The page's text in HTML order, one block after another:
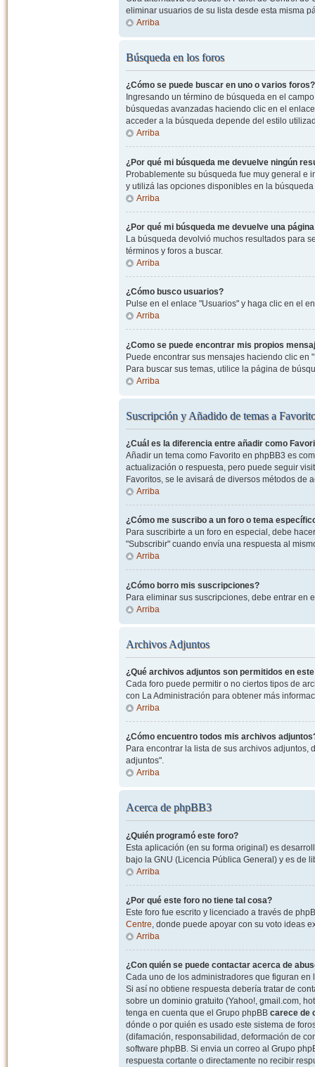
eliminar usuarios de su lista desde esta misma
Arriba
Búsqueda en los foros
¿Cómo se puede buscar en uno o varios foros?
Ingresando un término de búsqueda en el
búsquedas avanzadas haciendo clic en el
acceder a la búsqueda depende del estilo
Arriba
¿Por qué mi búsqueda me devuelve ningún
Probablemente su búsqueda fue muy general e
y utilizá las opciones disponibles en la
Arriba
¿Por qué mi búsqueda me devuelve una
La búsqueda devolvió muchos resultados para
términos y foros a buscar.
Arriba
¿Cómo busco usuarios?
Pulse en el enlace "Usuarios" y haga clic en el
Arriba
¿Como se puede encontrar mis propios
Puede encontrar sus mensajes haciendo clic en
Para buscar sus temas, utilice la página de
Arriba
Suscripción y Añadido de temas a
¿Cuál es la diferencia entre añadir como
Añadir un tema como Favorito en phpBB3 es
actualización o respuesta, pero puede seguir
Favoritos, se le avisará de diversos métodos de
Arriba
¿Cómo me suscribo a un foro o tema
Para suscribirte a un foro en especial, debe
"Subscribir" cuando envía una respuesta al
Arriba
¿Cómo borro mis suscripciones?
Para eliminar sus suscripciones, debe entrar en
Arriba
Archivos Adjuntos
¿Qué archivos adjuntos son permitidos en
Cada foro puede permitir o no ciertos tipos de
con La Administración para obtener más
Arriba
¿Cómo encuentro todos mis archivos
Para encontrar la lista de sus archivos
adjuntos".
Arriba
Acerca de phpBB3
¿Quién programó este foro?
Esta aplicación (en su forma original) es
bajo la GNU (Licencia Pública General) y es de
Arriba
¿Por qué este foro no tiene tal cosa?
Este foro fue escrito y licenciado a través de
Centre, donde puede apoyar con su voto ideas
Arriba
¿Con quién se puede contactar acerca de
Cada uno de los administradores que figuran
Si así no obtiene respuesta debería tratar de
sobre un dominio gratuito (Yahoo!, gmail.com,
tenga en cuenta que el Grupo phpBB carece de
dónde o por quién es usado este sistema de
(difamación, responsabilidad, deformación de
software phpBB. Si envia un correo al Grupo
respuesta cortante o directamente no recibir